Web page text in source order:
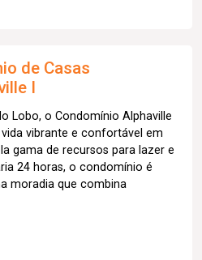
de Casas
I
Lobo, o Condomínio Alphaville
vibrante e confortável em
gama de recursos para lazer e
24 horas, o condomínio é
moradia que combina